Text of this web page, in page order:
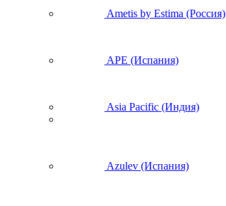
Ametis by Estima (Россия)
APE (Испания)
Asia Pacific (Индия)
Azulev (Испания)